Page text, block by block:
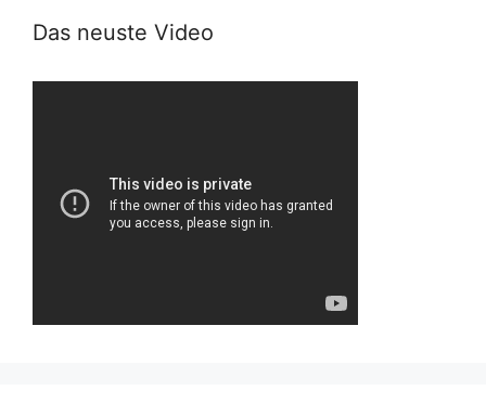
Das neuste Video